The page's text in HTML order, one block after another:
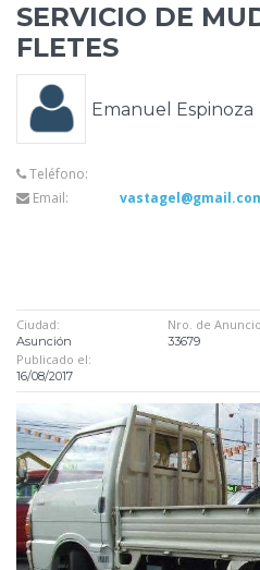
SERVICIO DE
FLETES
Emanuel Espinoza
Teléfono:
Email:
Ciudad:
Asunción
Nro. de
33679
Publicado el:
16/08/2017